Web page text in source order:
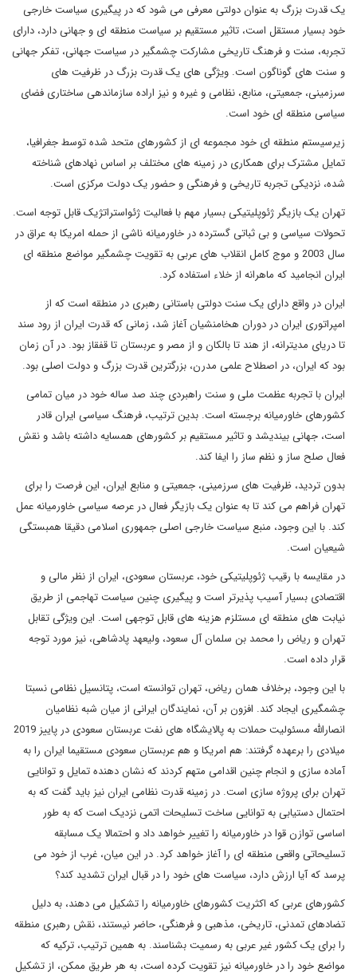
یک قدرت بزرگ به عنوان دولتی معرفی می شود که در پیگیری سیاست خارجی
خود بسیار مستقل است، تاثیر مستقیم بر سیاست منطقه ای و جهانی دارد، دارای
تجربه، سنت و فرهنگ تاریخی مشارکت چشمگیر در سیاست جهانی، تفکر جهانی
و سنت های گوناگون است. ویژگی های یک قدرت بزرگ در ظرفیت های
سرزمینی، جمعیتی، منابع، نظامی و غیره و نیز اراده سازماندهی ساختاری فضای
سیاسی منطقه ای خود است.
زیرسیستم منطقه ای خود مجموعه ای از کشورهای متحد شده توسط جغرافیا،
تمایل مشترک برای همکاری در زمینه های مختلف بر اساس نهادهای شناخته
شده، نزدیکی تجربه تاریخی و فرهنگی و حضور یک دولت مرکزی است.
تهران یک بازیگر ژئوپلیتیکی بسیار مهم با فعالیت ژئواستراتژیک قابل توجه است.
تحولات سیاسی و بی ثباتی گسترده در خاورمیانه ناشی از حمله امریکا به عراق در
سال 2003 و موج کامل انقلاب های عربی به تقویت چشمگیر مواضع منطقه ای
ایران انجامید که ماهرانه از خلاء استفاده کرد.
ایران در واقع دارای یک سنت دولتی باستانی رهبری در منطقه است که از
امپراتوری ایران در دوران هخامنشیان آغاز شد، زمانی که قدرت ایران از رود سند
تا دریای مدیترانه، از هند تا بالکان و از مصر و عربستان تا قفقاز بود. در آن زمان
بود که ایران، در اصطلاح علمی مدرن، بزرگترین قدرت بزرگ و دولت اصلی بود.
ایران با تجربه عظمت ملی و سنت راهبردی چند صد ساله خود در میان تمامی
کشورهای خاورمیانه برجسته است. بدین ترتیب، فرهنگ سیاسی ایران قادر
است، جهانی بیندیشد و تاثیر مستقیم بر کشورهای همسایه داشته باشد و نقش
فعال صلح‌ ساز و نظم ‌ساز را ایفا کند.
بدون تردید، ظرفیت‌ های سرزمینی، جمعیتی و منابع ایران، این فرصت را برای
تهران فراهم می ‌کند تا به ‌عنوان یک بازیگر فعال در عرصه سیاسی خاورمیانه عمل
کند. با این وجود، منبع سیاست خارجی اصلی جمهوری اسلامی دقیقا همبستگی
شیعیان است.
در مقایسه با رقیب ژئوپلیتیکی خود، عربستان سعودی، ایران از نظر مالی و
اقتصادی بسیار آسیب پذیرتر است و پیگیری چنین سیاست تهاجمی از طریق
نیابت های منطقه ای مستلزم هزینه های قابل توجهی است. این ویژگی تقابل
تهران و ریاض را محمد بن سلمان آل سعود، ولیعهد پادشاهی، نیز مورد توجه
قرار داده است.
با این وجود، برخلاف همان ریاض، تهران توانسته است، پتانسیل نظامی نسبتا
چشمگیری ایجاد کند. افزون بر آن، نمایندگان ایرانی از میان شبه ‌نظامیان
انصارالله مسئولیت حملات به پالایشگاه ‌های نفت عربستان سعودی در پاییز 2019
میلادی را برعهده گرفتند: هم امریکا و هم عربستان سعودی مستقیما ایران را به
آماده ‌سازی و انجام چنین اقدامی متهم کردند که نشان دهنده تمایل و توانایی
تهران برای پروژه‌ سازی است. در زمینه قدرت نظامی ایران نیز باید گفت که به
احتمال دستیابی به توانایی ساخت تسلیحات اتمی نزدیک است که به طور
اساسی توازن قوا در خاورمیانه را تغییر خواهد داد و احتمالا یک مسابقه
تسلیحاتی واقعی منطقه ای را آغاز خواهد کرد. در این میان، غرب از خود می
‌پرسد که آیا ارزش دارد، سیاست‌ های خود را در قبال ایران تشدید کند؟
کشورهای عربی که اکثریت کشورهای خاورمیانه را تشکیل می دهند، به دلیل
تضادهای تمدنی، تاریخی، مذهبی و فرهنگی، حاضر نیستند، نقش رهبری منطقه
را برای یک کشور غیر عربی به رسمیت بشناسند. به همین ترتیب، ترکیه که
مواضع خود را در خاورمیانه نیز تقویت کرده است، به هر طریق ممکن، از تشکیل